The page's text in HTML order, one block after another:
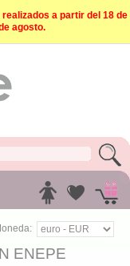
a partir del 18 de
agosto.
ENEPE